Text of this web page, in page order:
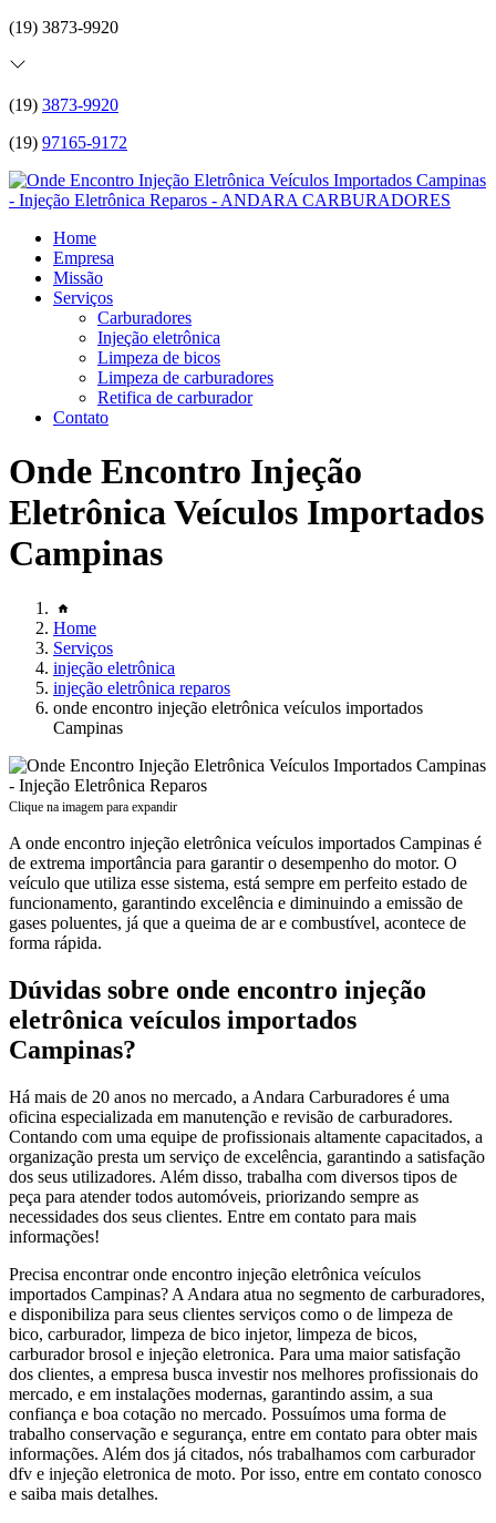
(19) 3873-9920
(19) 3873-9920
(19) 97165-9172
Home
Empresa
Missão
Serviços
Carburadores
Injeção eletrônica
Limpeza de bicos
Limpeza de carburadores
Retifica de carburador
Contato
Onde Encontro Injeção
Eletrônica Veículos Importados
Campinas
Home
Serviços
injeção eletrônica
injeção eletrônica reparos
onde encontro injeção eletrônica veículos importados
Campinas
Clique na imagem para expandir
A onde encontro injeção eletrônica veículos importados Campinas é
de extrema importância para garantir o desempenho do motor. O
veículo que utiliza esse sistema, está sempre em perfeito estado de
funcionamento, garantindo excelência e diminuindo a emissão de
gases poluentes, já que a queima de ar e combustível, acontece de
forma rápida.
Dúvidas sobre onde encontro injeção
eletrônica veículos importados
Campinas?
Há mais de 20 anos no mercado, a Andara Carburadores é uma
oficina especializada em manutenção e revisão de carburadores.
Contando com uma equipe de profissionais altamente capacitados, a
organização presta um serviço de excelência, garantindo a satisfação
dos seus utilizadores. Além disso, trabalha com diversos tipos de
peça para atender todos automóveis, priorizando sempre as
necessidades dos seus clientes. Entre em contato para mais
informações!
Precisa encontrar onde encontro injeção eletrônica veículos
importados Campinas? A Andara atua no segmento de carburadores,
e disponibiliza para seus clientes serviços como o de limpeza de
bico, carburador, limpeza de bico injetor, limpeza de bicos,
carburador brosol e injeção eletronica. Para uma maior satisfação
dos clientes, a empresa busca investir nos melhores profissionais do
mercado, e em instalações modernas, garantindo assim, a sua
confiança e boa cotação no mercado. Possuímos uma forma de
trabalho conservação e segurança, entre em contato para obter mais
informações. Além dos já citados, nós trabalhamos com carburador
dfv e injeção eletronica de moto. Por isso, entre em contato conosco
e saiba mais detalhes.